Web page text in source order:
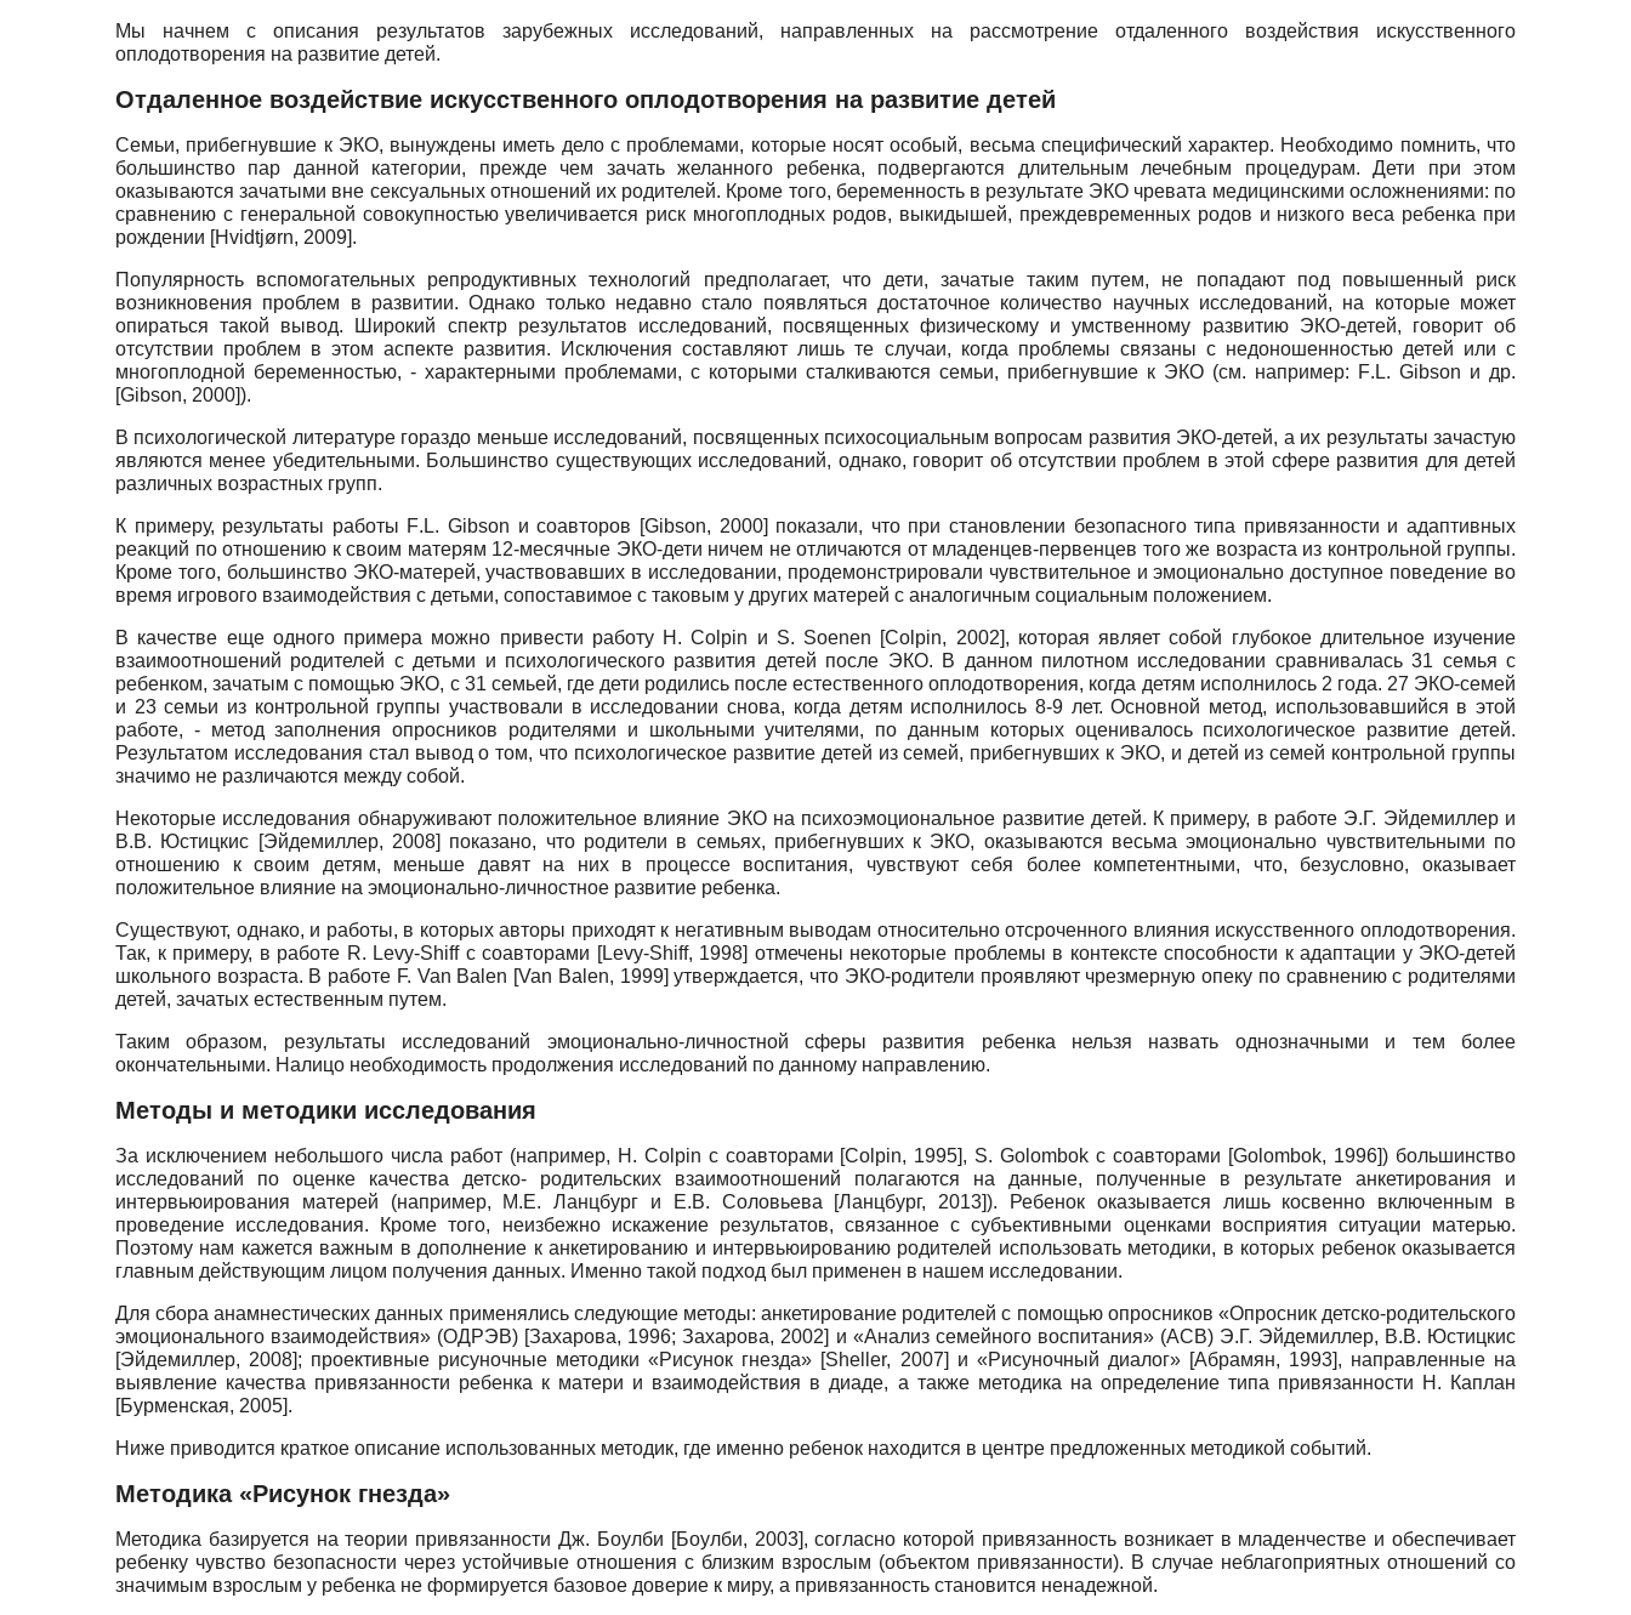
Мы начнем с описания результатов зарубежных исследований, направленных на рассмотрение отдаленного воздействия искусственного
оплодотворения на развитие детей.
Отдаленное воздействие искусственного оплодотворения на развитие детей
Семьи, прибегнувшие к ЭКО, вынуждены иметь дело с проблемами, которые носят особый, весьма специфический характер. Необходимо помнить, что
большинство пар данной категории, прежде чем зачать желанного ребенка, подвергаются длительным лечебным процедурам. Дети при этом
оказываются зачатыми вне сексуальных отношений их родителей. Кроме того, беременность в результате ЭКО чревата медицинскими осложнениями: по
сравнению с генеральной совокупностью увеличивается риск многоплодных родов, выкидышей, преждевременных родов и низкого веса ребенка при
рождении [Hvidtjørn, 2009].
Популярность вспомогательных репродуктивных технологий предполагает, что дети, зачатые таким путем, не попадают под повышенный риск
возникновения проблем в развитии. Однако только недавно стало появляться достаточное количество научных исследований, на которые может
опираться такой вывод. Широкий спектр результатов исследований, посвященных физическому и умственному развитию ЭКО-детей, говорит об
отсутствии проблем в этом аспекте развития. Исключения составляют лишь те случаи, когда проблемы связаны с недоношенностью детей или с
многоплодной беременностью, - характерными проблемами, с которыми сталкиваются семьи, прибегнувшие к ЭКО (см. например: F. L. Gibson и др.
[Gibson, 2000]).
В психологической литературе гораздо меньше исследований, посвященных психосоциальным вопросам развития ЭКО-детей, а их результаты зачастую
являются менее убедительными. Большинство существующих исследований, однако, говорит об отсутствии проблем в этой сфере развития для детей
различных возрастных групп.
К примеру, результаты работы F. L.Gibson и соавторов [Gibson, 2000] показали, что при становлении безопасного типа привязанности и адаптивных
реакций по отношению к своим матерям 12-месячные ЭКО-дети ничем не отличаются от младенцев-первенцев того же возраста из контрольной группы.
Кроме того, большинство ЭКО-матерей, участвовавших в исследовании, продемонстрировали чувствительное и эмоционально доступное поведение во
время игрового взаимодействия с детьми, сопоставимое с таковым у других матерей с аналогичным социальным положением.
В качестве еще одного примера можно привести работу H .Colpin и S. Soenen [Colpin, 2002], которая являет собой глубокое длительное изучение
взаимоотношений родителей с детьми и психологического развития детей после ЭКО. В данном пилотном исследовании сравнивалась 31 семья с
ребенком, зачатым с помощью ЭКО, с 31 семьей, где дети родились после естественного оплодотворения, когда детям исполнилось 2 года. 27 ЭКО-семей
и 23 семьи из контрольной группы участвовали в исследовании снова, когда детям исполнилось 8-9 лет. Основной метод, использовавшийся в этой
работе, - метод заполнения опросников родителями и школьными учителями, по данным которых оценивалось психологическое развитие детей.
Результатом исследования стал вывод о том, что психологическое развитие детей из семей, прибегнувших к ЭКО, и детей из семей контрольной группы
значимо не различаются между собой.
Некоторые исследования обнаруживают положительное влияние ЭКО на психоэмоциональное развитие детей. К примеру, в работе Э.Г. Эйдемиллер и
В.В. Юстицкис [Эйдемиллер, 2008] показано, что родители в семьях, прибегнувших к ЭКО, оказываются весьма эмоционально чувствительными по
отношению к своим детям, меньше давят на них в процессе воспитания, чувствуют себя более компетентными, что, безусловно, оказывает
положительное влияние на эмоционально-личностное развитие ребенка.
Существуют, однако, и работы, в которых авторы приходят к негативным выводам относительно отсроченного влияния искусственного оплодотворения.
Так, к примеру, в работе R. Levy-Shiffс соавторами [Levy-Shiff, 1998] отмечены некоторые проблемы в контексте способности к адаптации у ЭКО-детей
школьного возраста. В работе F. Van Balen [Van Balen, 1999] утверждается, что ЭКО-родители проявляют чрезмерную опеку по сравнению с родителями
детей, зачатых естественным путем.
Таким образом, результаты исследований эмоционально-личностной сферы развития ребенка нельзя назвать однозначными и тем более
окончательными. Налицо необходимость продолжения исследований по данному направлению.
Методы и методики исследования
За исключением небольшого числа работ (например, H . Colpin с соавторами [Colpin, 1995], S.Golombok с соавторами [Golombok, 1996]) большинство
исследований по оценке качества детско- родительских взаимоотношений полагаются на данные, полученные в результате анкетирования и
интервьюирования матерей (например, М.Е. Ланцбург и Е.В. Соловьева [Ланцбург, 2013]). Ребенок оказывается лишь косвенно включенным в
проведение исследования. Кроме того, неизбежно искажение результатов, связанное с субъективными оценками восприятия ситуации матерью.
Поэтому нам кажется важным в дополнение к анкетированию и интервьюированию родителей использовать методики, в которых ребенок оказывается
главным действующим лицом получения данных. Именно такой подход был применен в нашем исследовании.
Для сбора анамнестических данных применялись следующие методы: анкетирование родителей с помощью опросников «Опросник детско-родительского
эмоционального взаимодействия» (ОДРЭВ) [Захарова, 1996;Захарова, 2002] и «Анализ семейного воспитания» (АСВ) Э.Г. Эйдемиллер, В.В. Юстицкис
[Эйдемиллер, 2008]; проективные рисуночные методики «Рисунок гнезда» [Sheller, 2007] и «Рисуночный диалог» [Абрамян, 1993], направленные на
выявление качества привязанности ребенка к матери и взаимодействия в диаде, а также методика на определение типа привязанности Н. Каплан
[Бурменская, 2005].
Ниже приводится краткое описание использованных методик, где именно ребенок находится в центре предложенных методикой событий.
Методика «Рисунок гнезда»
Методика базируется на теории привязанности Дж. Боулби [Боулби, 2003], согласно которой привязанность возникает в младенчестве и обеспечивает
ребенку чувство безопасности через устойчивые отношения с близким взрослым (объектом привязанности). В случае неблагоприятных отношений со
значимым взрослым у ребенка не формируется базовое доверие к миру, а привязанность становится ненадежной.